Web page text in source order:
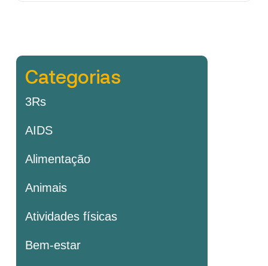
Categorias
3Rs
AIDS
Alimentação
Animais
Atividades físicas
Bem-estar